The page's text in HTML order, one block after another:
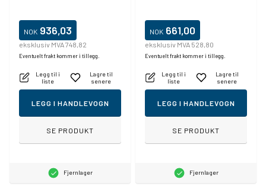
NOK 936,03
eksklusiv MVA 748,82
Eventuelt frakt kommer i tillegg.
Legg til i
liste
Lagre til
senere
LEGG I HANDLEVOGN
SE PRODUKT
Fjernlager
NOK 661,00
eksklusiv MVA 528,80
Eventuelt frakt kommer i tillegg.
Legg til i
liste
Lagre til
senere
LEGG I HANDLEVOGN
SE PRODUKT
Fjernlager